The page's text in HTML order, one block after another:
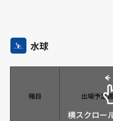
水球
種目
出場予定
横スクロー